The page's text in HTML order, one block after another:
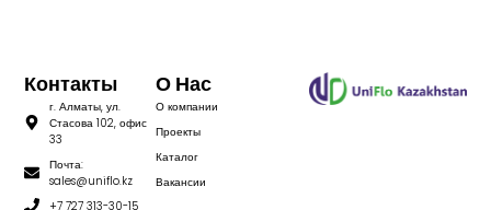
О Нас
О компании
Проекты
Каталог
Вакансии
Контакты
г. Алматы, ул.
Стасова 102, офис
33
Почта:
sales@uniflo.kz
+7 727 313-30-15